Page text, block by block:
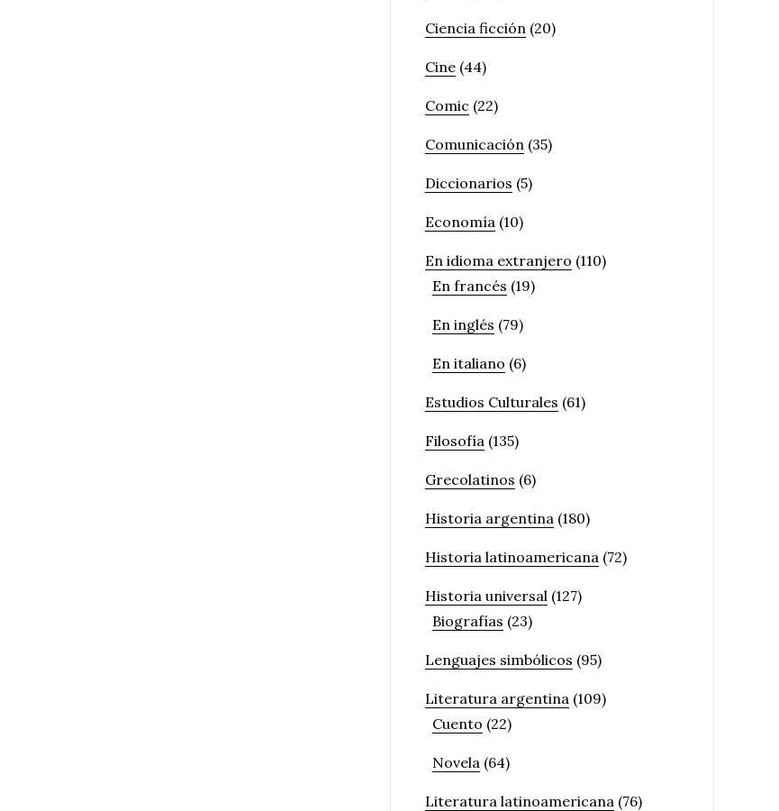
Ciencia ficción (20)
Cine (44)
Comic (22)
Comunicación (35)
Diccionarios (5)
Economía (10)
En idioma extranjero (110)
En francés (19)
En inglés (79)
En italiano (6)
Estudios Culturales (61)
Filosofía (135)
Grecolatinos (6)
Historia argentina (180)
Historia latinoamericana (72)
Historia universal (127)
Biografías (23)
Lenguajes simbólicos (95)
Literatura argentina (109)
Cuento (22)
Novela (64)
Literatura latinoamericana (76)